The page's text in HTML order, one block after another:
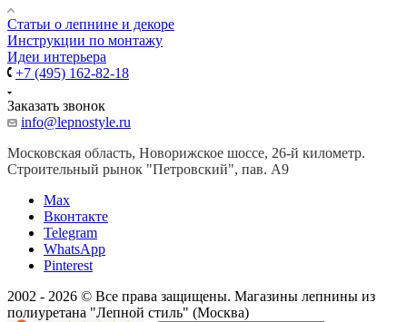
Cтатьи о лепнине и декоре
Инструкции по монтажу
Идеи интерьера
+7 (495) 162-82-18
Заказать звонок
info@lepnostyle.ru
Московская область, Новорижское шоссе, 26-й километр.
Строительный рынок "Петровский", пав. А9
Мах
Вконтакте
Telegram
WhatsApp
Pinterest
2002 - 2026 © Все права защищены. Магазины лепнины из
полиуретана "Лепной стиль" (Москва)